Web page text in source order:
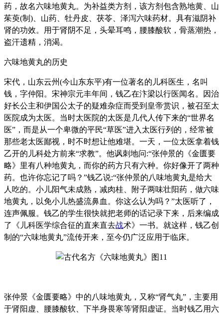
药，故名六味地黄丸。为补益类方剂，该方剂包含熟地黄、山
茱萸(制)、山药、牡丹皮、茯苓、泽泻六味药材。具有滋阴补
肾的功效。用于肾阴不足，头晕耳鸣，腰膝酸软，骨蒸潮热，
盗汗遗精，消渴。
六味地黄丸的历史
宋代，山东云州(今山东东平)有一位著名的儿科医生，名叫
钱，字仲阳。宋神宗元丰年间，钱乙在汴梁以行医闻名。因治
好长公主和伊国公太子的疑难杂症而受到皇帝赏识，被召至太
医院成为太医。当时太医院的太医是几代人传下来的“世界名
医”，而是从一个卑微的平民“草医”进入太医行列的，经常被
那些老太医鄙视，时不时想让他难堪。一天，一位太医拿着钱
乙开的儿科处方前来“求教”。他讽刺地问:“张仲景的《金匮要
略》里有八种地黄丸，而你的药方只有六种。你好像开了两种
药。也许你忘记了吗？”钱乙说:“张仲景的八味地黄丸是给大
人吃的。小儿阳气未成熟，减肉桂、附子两味壮阳药，做六味
地黄丸，以免小儿热盛流鼻血。你这么认为吗？”太医听了，
连声佩服。钱乙的学生很快就把老师的话记录下来，后来编成
了《儿科医学综合征的直来直去战术》一书。就这样，钱乙创
制的“六味地黄丸”流传开来，至今仍广泛应用于临床。
张仲景《金匮要略》中的八味地黄丸，又称“肾气丸”，主要用
于肾阳虚、腰膝酸软、下半身畏寒等肾阳虚证。当时钱乙用六